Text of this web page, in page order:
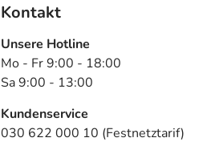
Kontakt
Unsere Hotline
Mo - Fr 9:00 - 18:00
Sa 9:00 - 13:00
Kundenservice
030 622 000 10 (Festnetztarif)